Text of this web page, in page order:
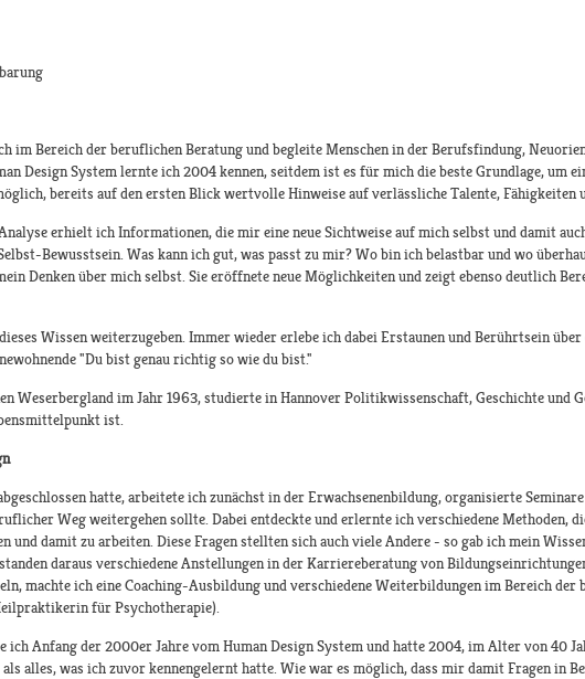
im Bereich der beruflichen Beratung und begleite Menschen in der Berufsfindung,
Design System lernte ich 2004 kennen, seitdem ist es für mich die beste Grundlage, um
bereits auf den ersten Blick wertvolle Hinweise auf verlässliche Talente, Fähigkeiten
erhielt ich Informationen, die mir eine neue Sichtweise auf mich selbst und damit
Bewusstsein. Was kann ich gut, was passt zu mir? Wo bin ich belastbar und wo
Denken über mich selbst. Sie eröffnete neue Möglichkeiten und zeigt ebenso deutlich
Wissen weiterzugeben. Immer wieder erlebe ich dabei Erstaunen und Berührtsein
"Du bist genau richtig so wie du bist."
Weserbergland im Jahr 1963, studierte in Hannover Politikwissenschaft, Geschichte und
ist.
hatte, arbeitete ich zunächst in der Erwachsenenbildung, organisierte
Weg weitergehen sollte. Dabei entdeckte und erlernte ich verschiedene Methoden,
und damit zu arbeiten. Diese Fragen stellten sich auch viele Andere - so gab ich mein
daraus verschiedene Anstellungen in der Karriereberatung von
machte ich eine Coaching-Ausbildung und verschiedene Weiterbildungen im Bereich
für Psychotherapie).
Anfang der 2000er Jahre vom Human Design System und hatte 2004, im Alter von 40
alles, was ich zuvor kennengelernt hatte. Wie war es möglich, dass mir damit Fragen in